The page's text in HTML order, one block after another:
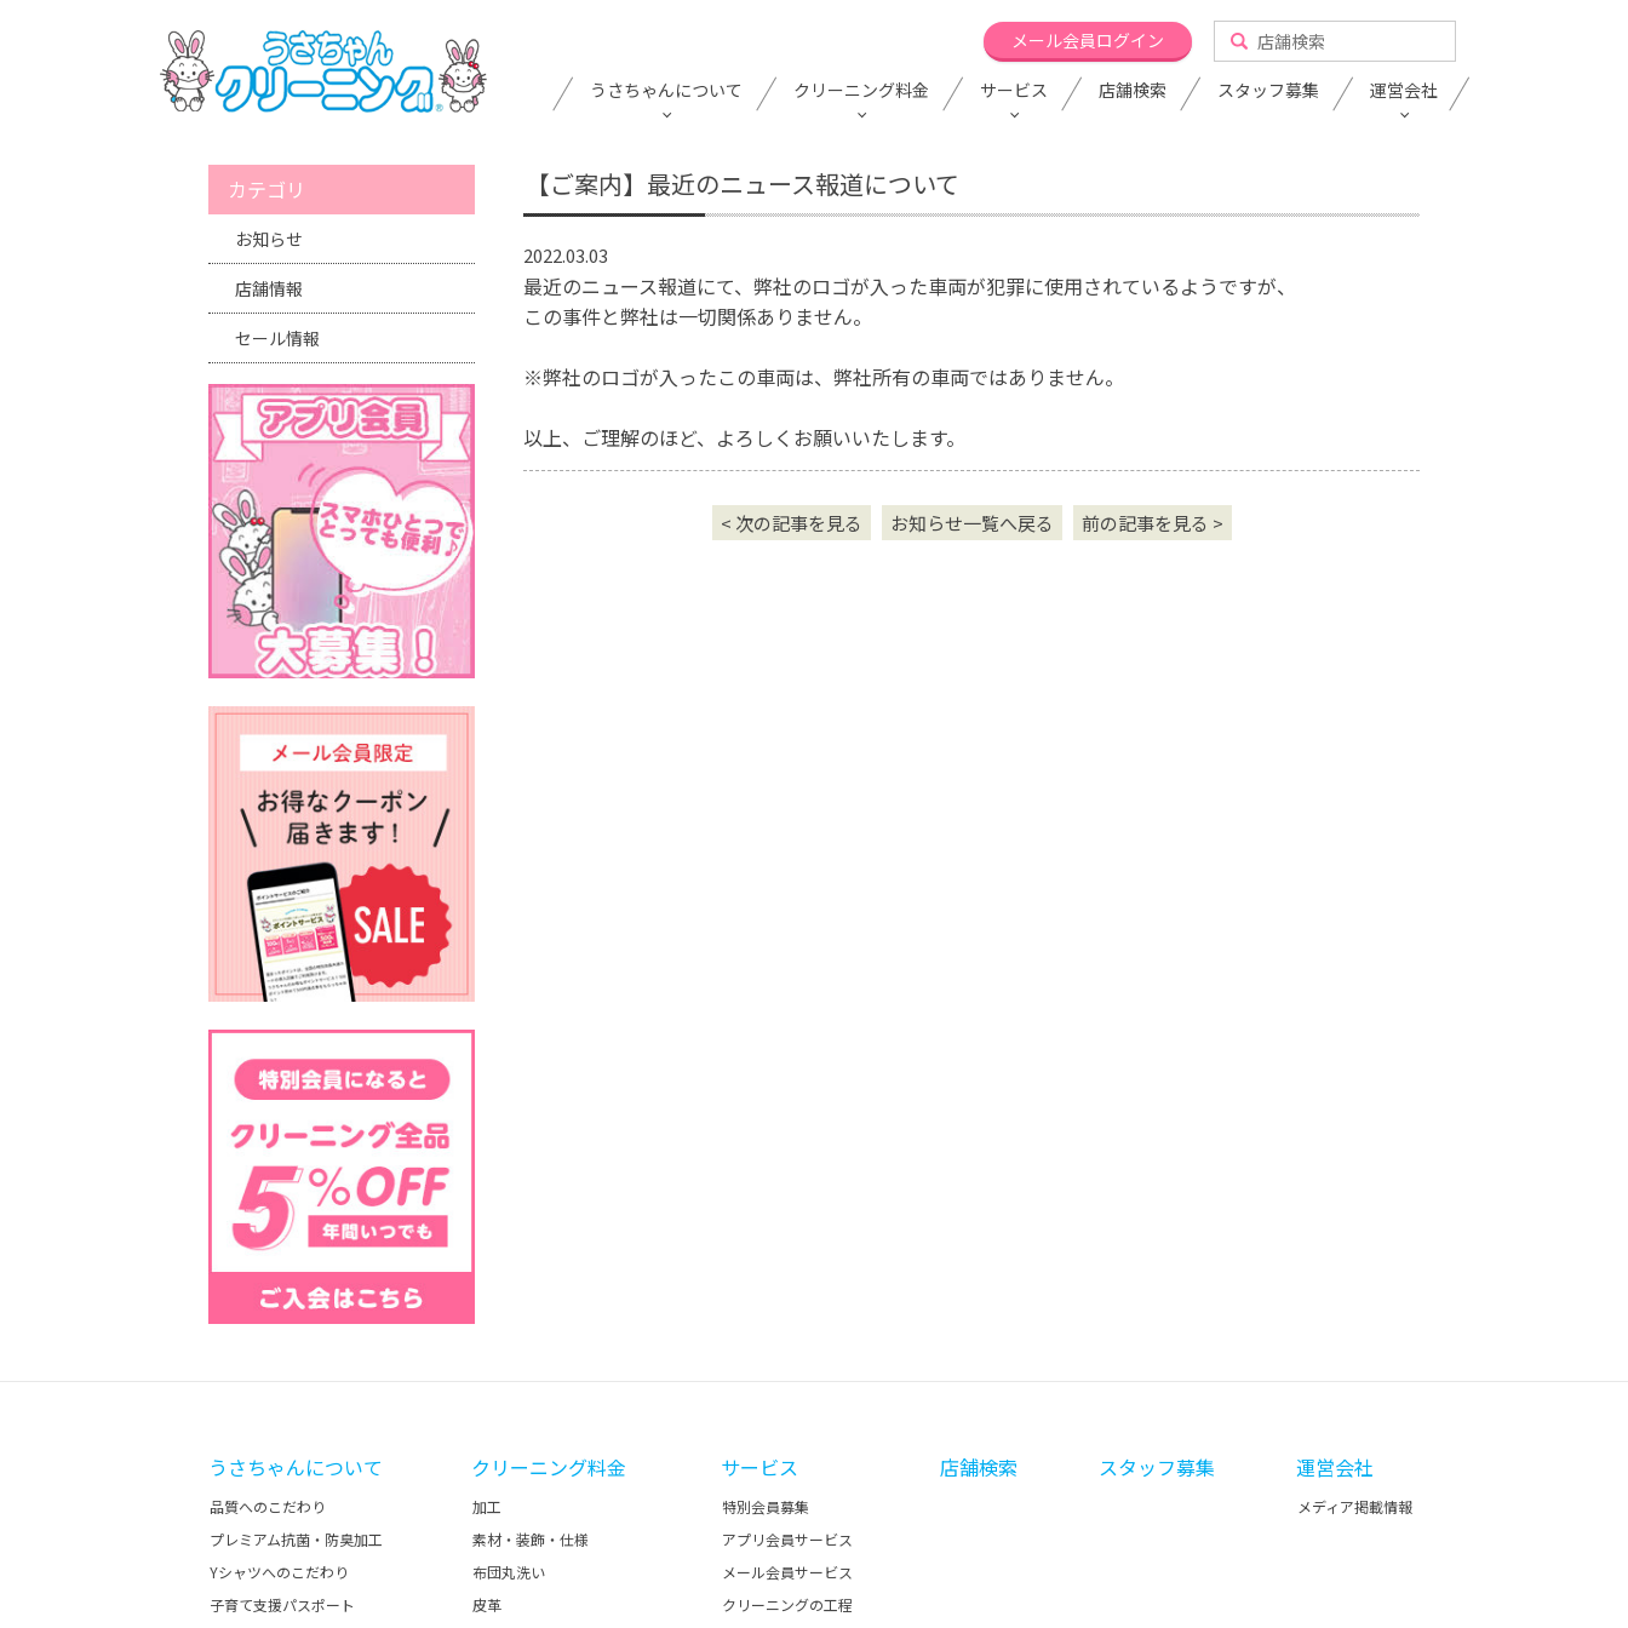
メール会員ログイン
うさちゃんについて クリーニング料金 サービス 店舗検索 スタッフ募集 運営会社
【ご案内】最近のニュース報道について
2022.03.03
最近のニュース報道にて、弊社のロゴが入った車両が犯罪に使用されているようですが、
この事件と弊社は一切関係ありません。
※弊社のロゴが入ったこの車両は、弊社所有の車両ではありません。
以上、ご理解のほど、よろしくお願いいたします。
< 次の記事を見る お知らせ一覧へ戻る 前の記事を見る >
カテゴリ
お知らせ
店舗情報
セール情報
うさちゃんについて
品質へのこだわり
プレミアム抗菌・防臭加工
Yシャツへのこだわり
子育て支援パスポート
クリーニング料金
加工
素材・装飾・仕様
布団丸洗い
皮革
サービス
特別会員募集
アプリ会員サービス
メール会員サービス
クリーニングの工程
店舗検索 スタッフ募集 運営会社
メディア掲載情報